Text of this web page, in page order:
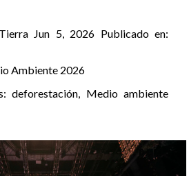
Jun 5, 2026 Publicado en:
Ambiente 2026
deforestación, Medio ambiente